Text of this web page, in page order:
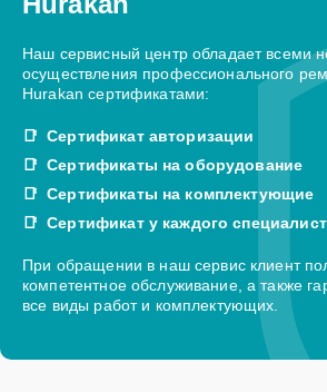
Наш сервисный центр обладает всеми
осуществления профессионального
Hurakan сертификатами:
Сертификат авторизации
Сертификаты на оборудование
Сертификаты на комплектующие
Сертификат у каждого
При обращении в наш сервис клиент
компетентное обслуживание, а также
все виды работ и комплектующих.